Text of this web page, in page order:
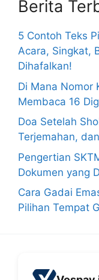
Berita
5 Contoh Teks
Acara, Singkat,
Dihafalkan!
Di Mana Nomor
Membaca 16
Doa Setelah
Terjemahan,
Pengertian
Dokumen yang
Cara Gadai
Pilihan Tempat